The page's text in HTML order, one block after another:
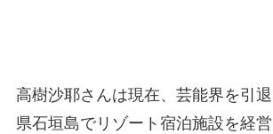
高樹沙耶さんは現在、芸能界を引
県石垣島でリゾート宿泊施設を経